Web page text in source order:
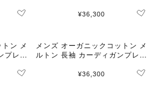
e]
¥36,300
ン メ
プレッ
メンズ オーガニックコットン メ
ルトン 長袖 カーディガンプレッ
¥36,300